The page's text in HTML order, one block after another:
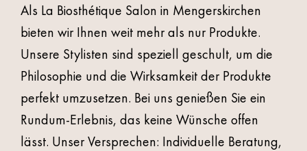
Als La Biosthétique Salon in Mengerskirchen
bieten wir Ihnen weit mehr als nur Produkte.
Unsere Stylisten sind speziell geschult, um die
Philosophie und die Wirksamkeit der Produkte
perfekt umzusetzen. Bei uns genießen Sie ein
Rundum-Erlebnis, das keine Wünsche offen
lässt. Unser Versprechen: Individuelle Beratung,